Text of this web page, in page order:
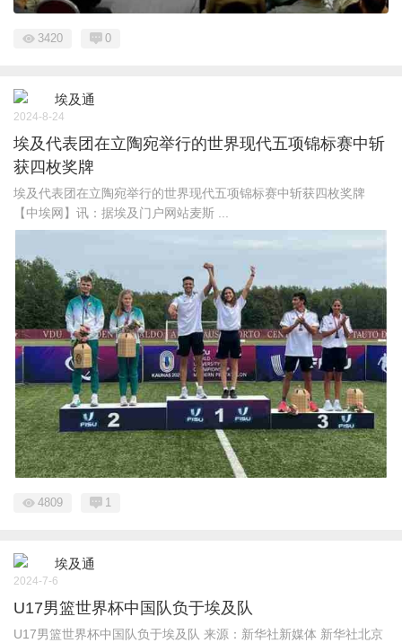
3420 0
埃及通
2024-8-24
埃及代表团在立陶宛举行的世界现代五项锦标赛中斩
获四枚奖牌
埃及代表团在立陶宛举行的世界现代五项锦标赛中斩获四枚奖牌
【中埃网】讯：据埃及门户网站麦斯 ...
4809 1
埃及通
2024-7-6
U17男篮世界杯中国队负于埃及队
U17男篮世界杯中国队负于埃及队 来源：新华社新媒体 新华社北京